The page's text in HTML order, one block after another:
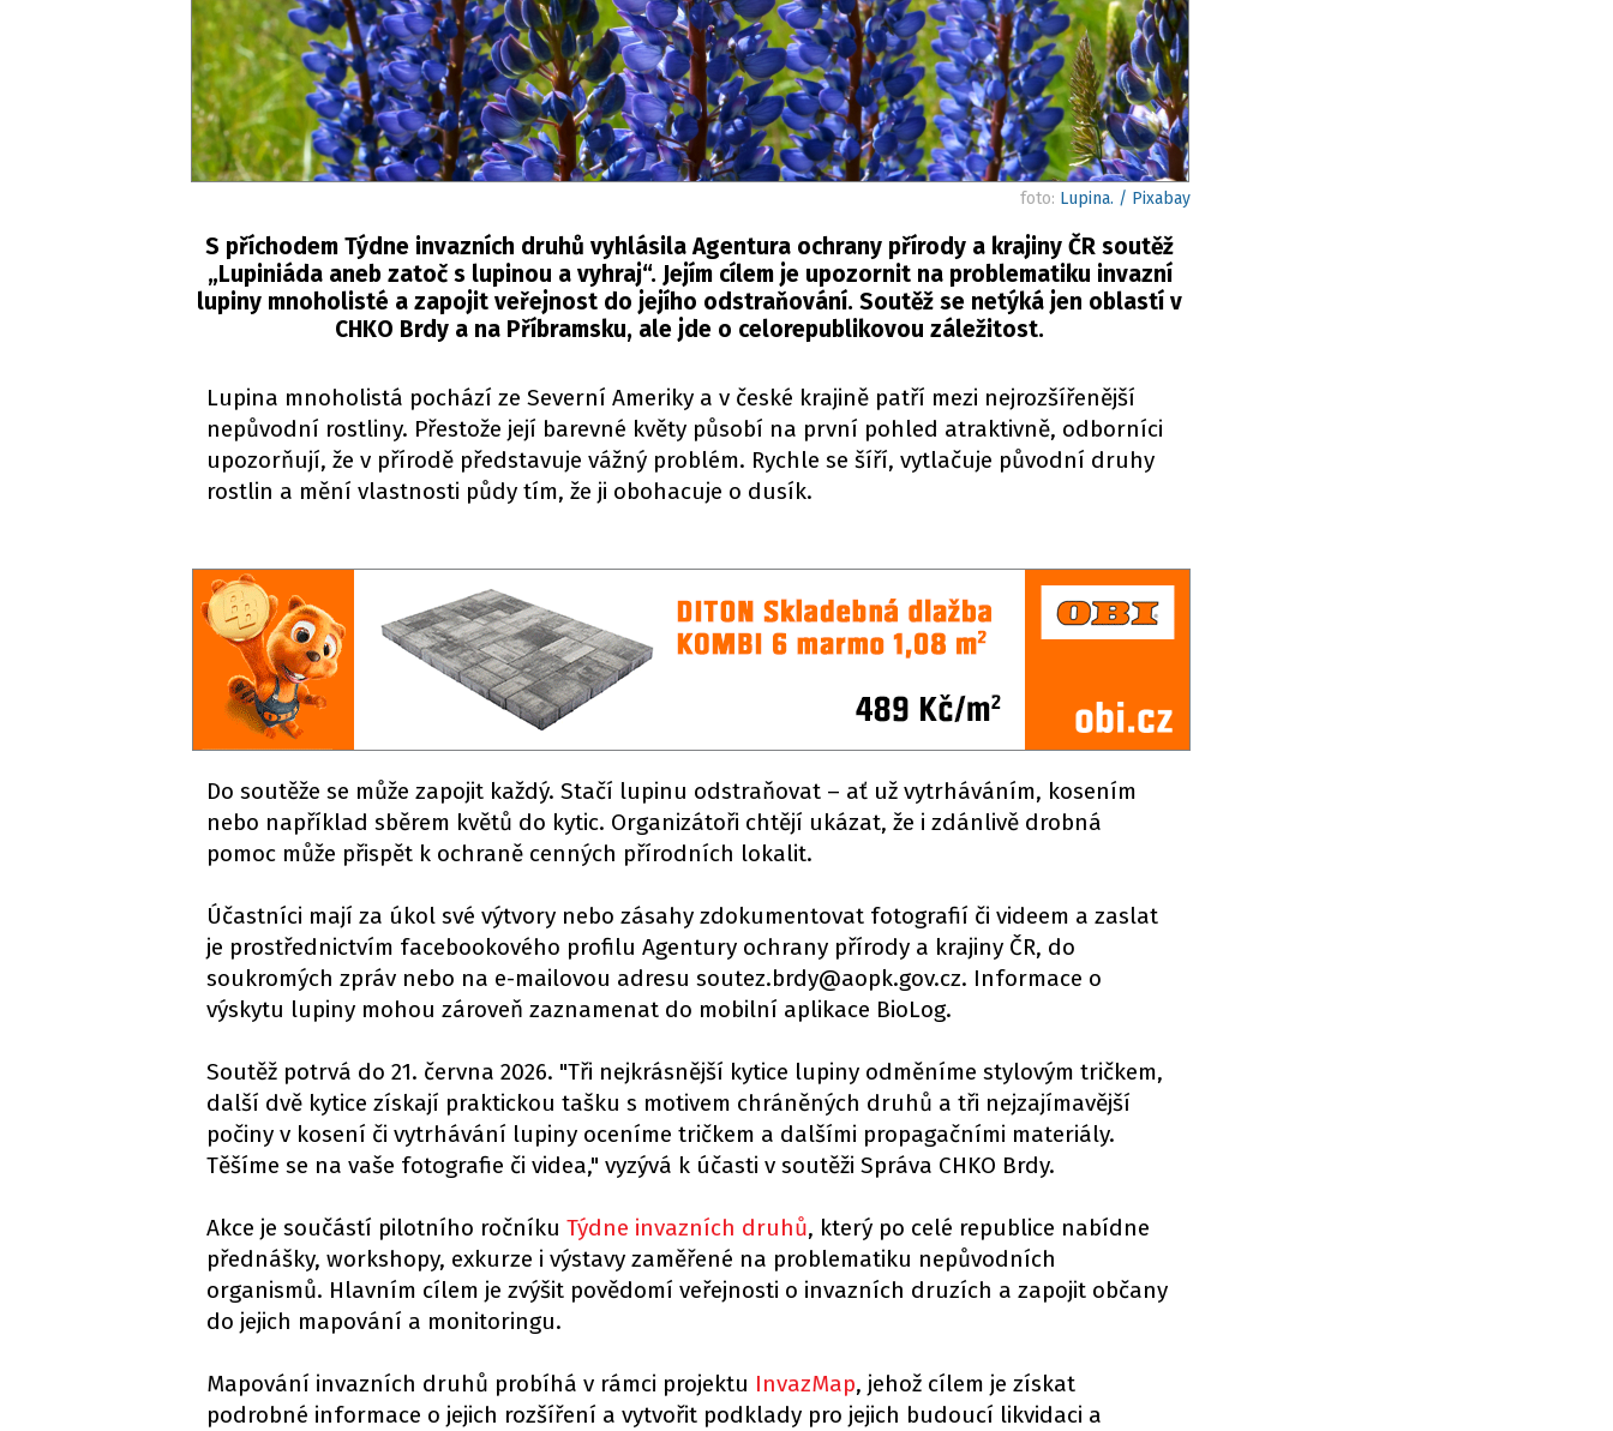
foto: Lupina. / Pixabay
S příchodem Týdne invazních druhů vyhlásila Agentura ochrany přírody a krajiny ČR soutěž
„Lupiniáda aneb zatoč s lupinou a vyhraj“. Jejím cílem je upozornit na problematiku invazní
lupiny mnoholisté a zapojit veřejnost do jejího odstraňování. Soutěž se netýká jen oblastí v
CHKO Brdy a na Příbramsku, ale jde o celorepublikovou záležitost.
Lupina mnoholistá pochází ze Severní Ameriky a v české krajině patří mezi nejrozšířenější
nepůvodní rostliny. Přestože její barevné květy působí na první pohled atraktivně, odborníci
upozorňují, že v přírodě představuje vážný problém. Rychle se šíří, vytlačuje původní druhy
rostlin a mění vlastnosti půdy tím, že ji obohacuje o dusík.
Do soutěže se může zapojit každý. Stačí lupinu odstraňovat – ať už vytrháváním, kosením
nebo například sběrem květů do kytic. Organizátoři chtějí ukázat, že i zdánlivě drobná
pomoc může přispět k ochraně cenných přírodních lokalit.
Účastníci mají za úkol své výtvory nebo zásahy zdokumentovat fotografií či videem a zaslat
je prostřednictvím facebookového profilu Agentury ochrany přírody a krajiny ČR, do
soukromých zpráv nebo na e-mailovou adresu soutez.brdy@aopk.gov.cz. Informace o
výskytu lupiny mohou zároveň zaznamenat do mobilní aplikace BioLog.
Soutěž potrvá do 21. června 2026. "Tři nejkrásnější kytice lupiny odměníme stylovým tričkem,
další dvě kytice získají praktickou tašku s motivem chráněných druhů a tři nejzajímavější
počiny v kosení či vytrhávání lupiny oceníme tričkem a dalšími propagačními materiály.
Těšíme se na vaše fotografie či videa," vyzývá k účasti v soutěži Správa CHKO Brdy.
Akce je součástí pilotního ročníku Týdne invazních druhů, který po celé republice nabídne
přednášky, workshopy, exkurze i výstavy zaměřené na problematiku nepůvodních
organismů. Hlavním cílem je zvýšit povědomí veřejnosti o invazních druzích a zapojit občany
do jejich mapování a monitoringu.
Mapování invazních druhů probíhá v rámci projektu InvazMap, jehož cílem je získat
podrobné informace o jejich rozšíření a vytvořit podklady pro jejich budoucí likvidaci a